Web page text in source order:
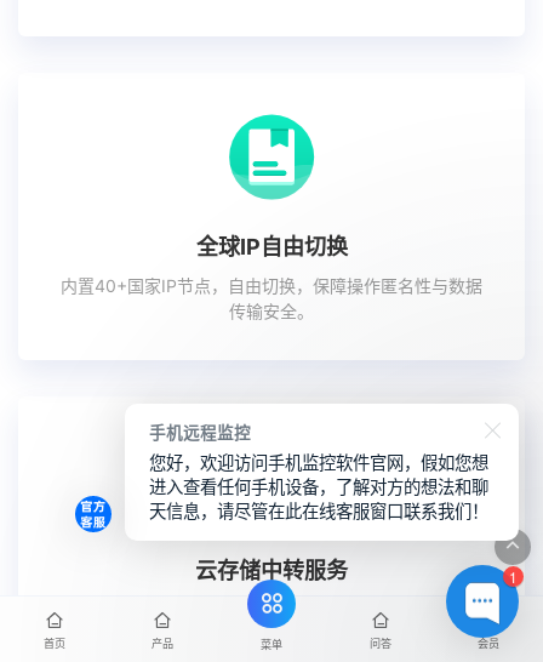
全球IP自由切换
内置40+国家IP节点，自由切换，保障操作匿名性与数据
传输安全。
云存储中转服务
数据可通过加密中转服务器传输，也可直接下载至本地，
有效降低泄露风险。
首页 产品 菜单 问答 会员
1
手机远程监控
您好，欢迎访问手机监控软件官网，假如您想
进入查看任何手机设备，了解对方的想法和聊
天信息，请尽管在此在线客服窗口联系我们！